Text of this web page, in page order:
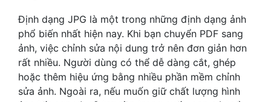
Định dạng JPG là một trong những định dạng ảnh
phổ biến nhất hiện nay. Khi bạn chuyển PDF sang
ảnh, việc chỉnh sửa nội dung trở nên đơn giản hơn
rất nhiều. Người dùng có thể dễ dàng cắt, ghép
hoặc thêm hiệu ứng bằng nhiều phần mềm chỉnh
sửa ảnh. Ngoài ra, nếu muốn giữ chất lượng hình